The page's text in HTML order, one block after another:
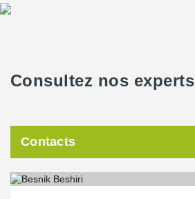
Consultez nos experts
Contacts